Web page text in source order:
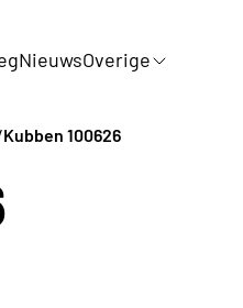
NieuwsOverige
Kubben 100626